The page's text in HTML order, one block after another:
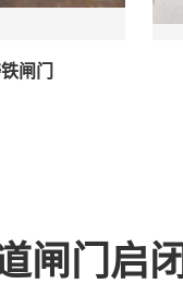
闸门
闸门启